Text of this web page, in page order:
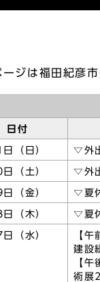
ージは福田紀彦
日付
（日） ▽外
（土） ▽外
（金） ▽夏
（木） ▽夏
（水）
【
建設
【
術展